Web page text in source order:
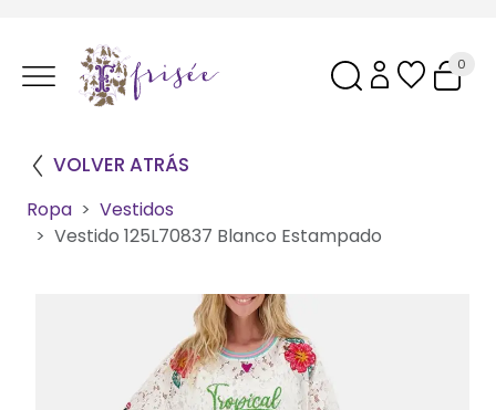
0
VOLVER ATRÁS
Ropa
Vestidos
Vestido 125L70837 Blanco Estampado